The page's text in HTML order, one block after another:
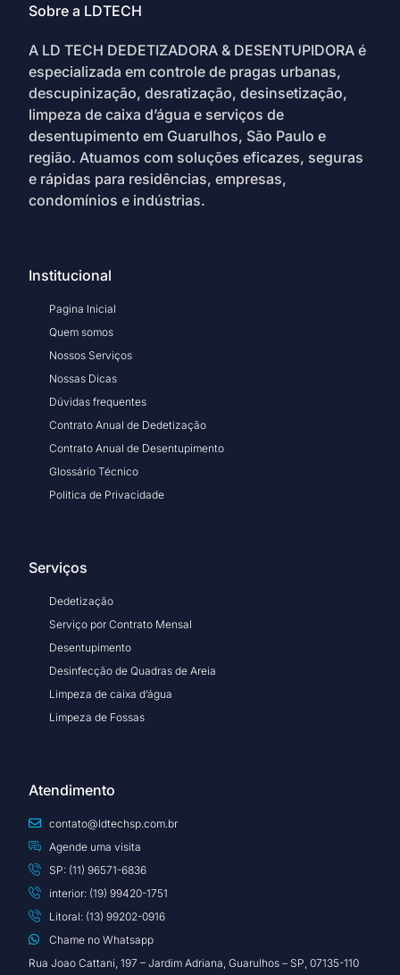
Sobre a LDTECH
A LD TECH DEDETIZADORA & DESENTUPIDORA é
especializada em controle de pragas urbanas,
descupinização, desratização, desinsetização,
limpeza de caixa d’água e serviços de
desentupimento em Guarulhos, São Paulo e
região. Atuamos com soluções eficazes, seguras
e rápidas para residências, empresas,
condomínios e indústrias.
Institucional
Pagina Inicial
Quem somos
Nossos Serviços
Nossas Dicas
Dúvidas frequentes
Contrato Anual de Dedetização
Contrato Anual de Desentupimento
Glossário Técnico
Politica de Privacidade
Serviços
Dedetização
Serviço por Contrato Mensal
Desentupimento
Desinfecção de Quadras de Areia
Limpeza de caixa d’água
Limpeza de Fossas
Atendimento
contato@ldtechsp.com.br
Agende uma visita
SP: (11) 96571-6836
interior: (19) 99420-1751
Litoral: (13) 99202-0916
Chame no Whatsapp
Rua Joao Cattani, 197 – Jardim Adriana, Guarulhos – SP, 07135-110